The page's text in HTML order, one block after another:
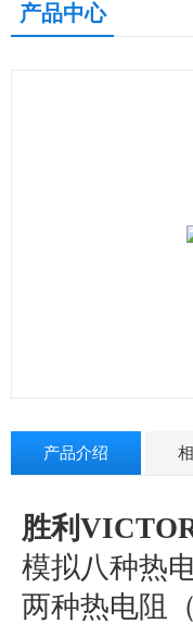
产品中心
产品介绍
胜利
模拟八种热
两种热电阻